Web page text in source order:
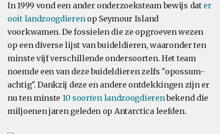
In 1999 vond een ander onderzoeksteam bewijs dat er
ooit landzoogdierenop Seymour Island
voorkwamen. De fossielen die ze opgroeven wezen
op een diverse lijst van buideldieren, waaronder ten
minste vijf verschillende ondersoorten. Het team
noemde een van deze buideldieren zelfs "opossum-
achtig". Dankzij deze en andere ontdekkingen zijn er
nu ten minste 10 soorten landzoogdierenbekend die
miljoenen jaren geleden op Antarctica leefden.